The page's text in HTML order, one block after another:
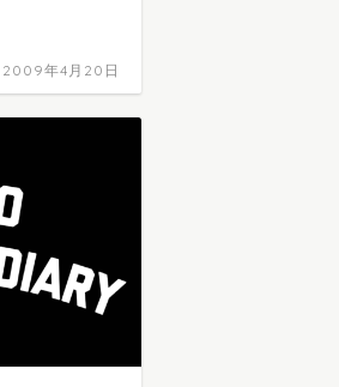
2009年4月20日